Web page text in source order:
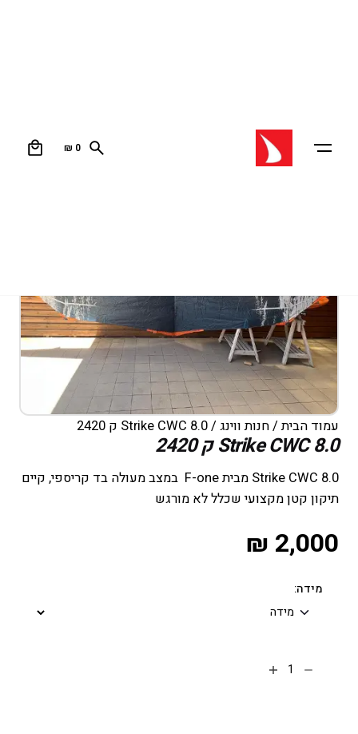
₪ 0
עמוד הבית/חנות ווינג/ Strike CWC 8.0 ק 2420
Strike CWC 8.0 ק 2420
Strike CWC 8.0 מבית F-one במצב מעולה בד קריספי, קיים
תיקון קטן מקצועי שכלל לא מורגש
מידה:
₪ 2,000